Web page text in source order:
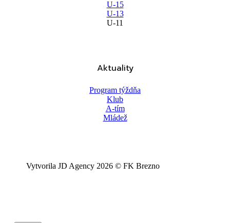
U-15
U-13
U-11
Aktuality
Program týždňa
Klub
A-tím
Mládež
Vytvorila JD Agency 2026 © FK Brezno